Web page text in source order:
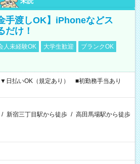
手渡しOK】iPhoneなどス
だけ！
人未経験OK 大学生歓迎
ブランクOK
日払いOK（規定あり） ■初勤務手当あり
/ 新宿三丁目駅から徒歩 / 高田馬場駅から徒歩